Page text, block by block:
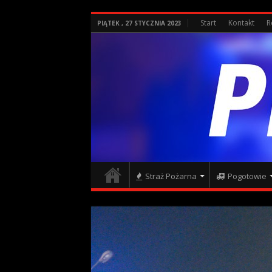
PIĄTEK , 27 STYCZNIA 2023 Start Kontakt
Straż Pożarna Pogotowie